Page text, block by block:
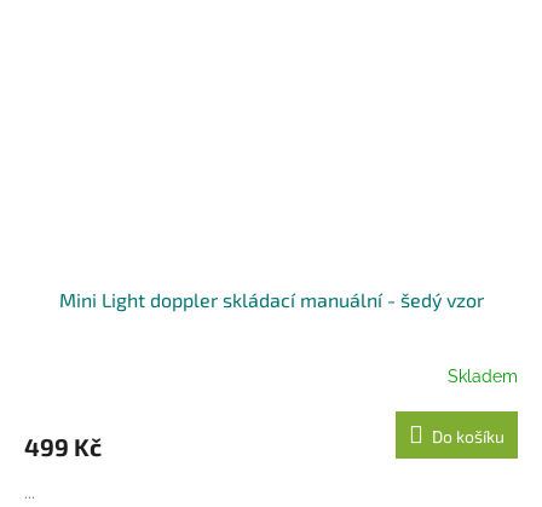
Mini Light doppler skládací manuální - šedý vzor
Skladem
499 Kč Do košíku
...